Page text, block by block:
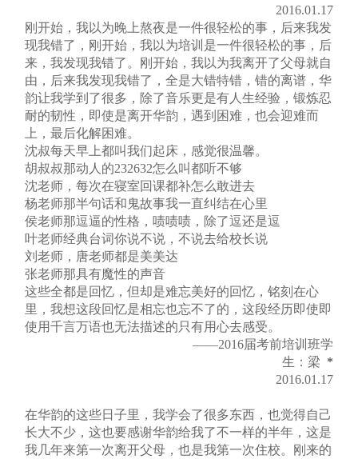
2016.01.17
刚开始，我以为晚上熬夜是一件很轻松的事，后来我发
现我错了，刚开始，我以为培训是一件很轻松的事，后
来，我发现我错了。刚开始，我以为我离开了父母就自
由，后来我发现我错了，全是大错特错，错的离谱，华
韵让我学到了很多，除了音乐更是有人生经验，锻炼忍
耐的韧性，即使是离开华韵，遇到困难，也会迎难而
上，最后化解困难。
沈叔每天早上都叫我们起床，感觉很温馨。
胡叔叔那动人的232632怎么叫都听不够
沈老师，每次在寝室回课都补怎么敢进去
杨老师那半句话和鬼故事我一直纠结在心里
侯老师那逗逼的性格，啧啧啧，除了逗还是逗
叶老师经典台词你说不说，不说去给校长说
刘老师，唐老师都是美美达
张老师那具有魔性的声音
这些全都是回忆，但却是难忘美好的回忆，铭刻在心
里，我想这段回忆是相忘也忘不了的，这段经历即使即
使用千言万语也无法描述的只有用心去感受。
——2016届考前培训班学
生：梁 *
2016.01.17
在华韵的这些日子里，我学会了很多东西，也觉得自己
长大不少，这也要感谢华韵给我了不一样的半年，这是
我几年来第一次离开父母，也是我第一次住校。刚来的